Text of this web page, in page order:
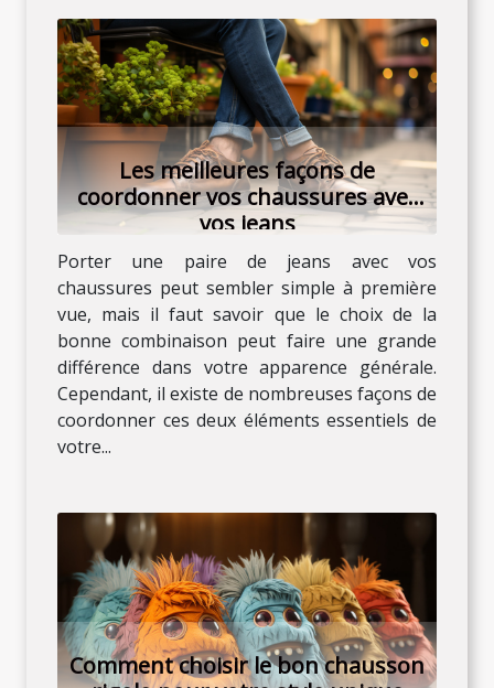
Les meilleures façons de
coordonner vos chaussures avec
vos jeans
Porter une paire de jeans avec vos
chaussures peut sembler simple à première
vue, mais il faut savoir que le choix de la
bonne combinaison peut faire une grande
différence dans votre apparence générale.
Cependant, il existe de nombreuses façons de
coordonner ces deux éléments essentiels de
votre...
Comment choisir le bon chausson